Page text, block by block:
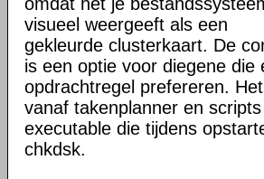
visueel weergeeft als een
gekleurde clusterkaart. De
is een optie voor diegene die
opdrachtregel prefereren.
vanaf takenplanner en
executable die tijdens
chkdsk.